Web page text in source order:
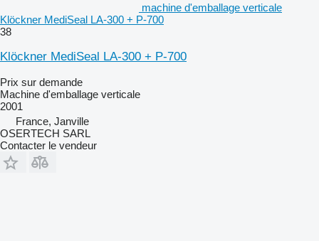
machine d'emballage verticale
Klöckner MediSeal LA-300 + P-700
38
Klöckner MediSeal LA-300 + P-700
Prix sur demande
Machine d'emballage verticale
2001
France, Janville
OSERTECH SARL
Contacter le vendeur